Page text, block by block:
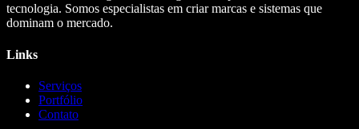
tecnologia. Somos especialistas em criar marcas e sistemas que
dominam o mercado.
Links
Serviços
Portfólio
Contato